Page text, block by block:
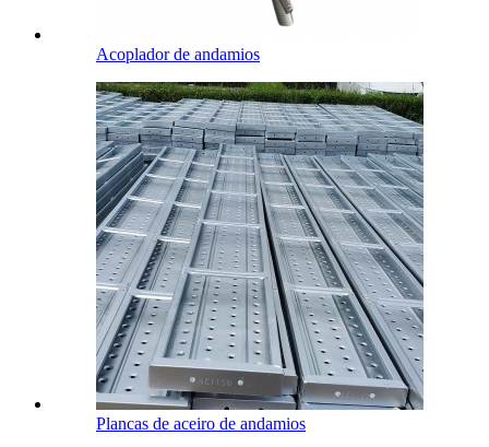
Acoplador de andamios
Plancas de aceiro de andamios